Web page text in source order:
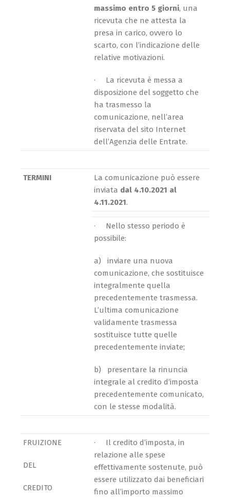
massimo entro 5 giorni, una
ricevuta che ne attesta la
presa in carico, ovvero lo
scarto, con l’indicazione delle
relative motivazioni.
· La ricevuta è messa a
disposizione del soggetto che
ha trasmesso la
comunicazione, nell’area
riservata del sito Internet
dell’Agenzia delle Entrate.
TERMINI
La comunicazione può essere
inviata dal 4.10.2021 al
4.11.2021.
· Nello stesso periodo è
possibile:
a) inviare una nuova
comunicazione, che sostituisce
integralmente quella
precedentemente trasmessa.
L’ultima comunicazione
validamente trasmessa
sostituisce tutte quelle
precedentemente inviate;
b) presentare la rinuncia
integrale al credito d’imposta
precedentemente comunicato,
con le stesse modalità.
FRUIZIONE
DEL
CREDITO
· Il credito d’imposta, in
relazione alle spese
effettivamente sostenute, può
essere utilizzato dai beneficiari
fino all’importo massimo